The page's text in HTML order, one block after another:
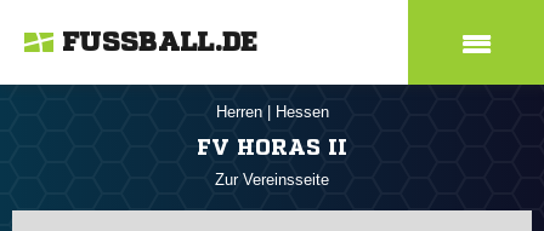
FUSSBALL.DE
Herren Hessen
FV HORAS II
Zur Vereinsseite